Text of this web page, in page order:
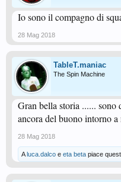
Io sono il compagno di
28 Mag 2018
TableT.maniac
The Spin Machine
Gran bella storia ...... sono
ancora del buono intorno a
28 Mag 2018
Aluca.dalco e eta beta piace